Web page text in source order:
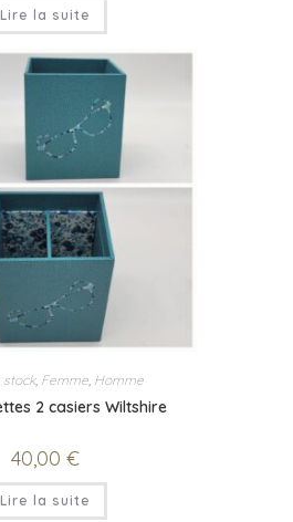
Lire la suite
stock, Femme, Homme
2 casiers Wiltshire
40,00 €
Lire la suite